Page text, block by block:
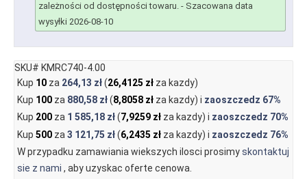
zależności od dostępności towaru. - Szacowana data
wysyłki 2026-08-10
SKU# KMRC740-4.00
Kup 10za 264,13 zł(26,4125 złza kazdy)
Kup 100za 880,58 zł(8,8058 złza kazdy) i zaoszczedz 67%
Kup 200za 1 585,18 zł(7,9259 złza kazdy) i zaoszczedz 70%
Kup 500za 3 121,75 zł(6,2435 złza kazdy) i zaoszczedz 76%
W przypadku zamawiania wiekszych ilosci prosimyskontaktuj
sie z nami , aby uzyskac oferte cenowa.